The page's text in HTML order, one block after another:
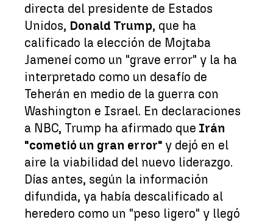
directa del presidente de Estados
Unidos, Donald Trump, que ha
calificado la elección de Mojtaba
Jameneí como un "grave error" y la ha
interpretado como un desafío de
Teherán en medio de la guerra con
Washington e Israel. En declaraciones
a NBC, Trump ha afirmado que Irán
"cometió un gran error" y dejó en el
aire la viabilidad del nuevo liderazgo.
Días antes, según la información
difundida, ya había descalificado al
heredero como un "peso ligero" y llegó